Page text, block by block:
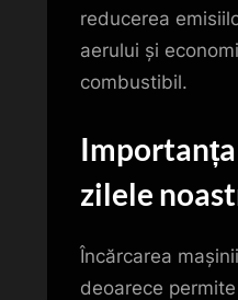
reducerea
aerului și
combustibil.
zilele
Încărcarea
deoarece